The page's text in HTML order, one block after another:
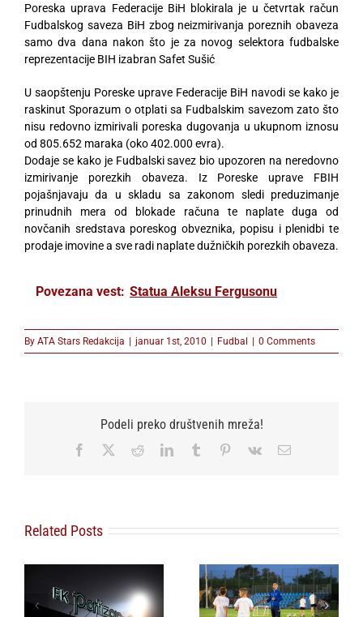
Poreska uprava Federacije BiH blokirala je u četvrtak račun
Fudbalskog saveza BiH zbog neizmirivanja poreznih obaveza
samo dva dana nakon što je za novog selektora fudbalske
reprezentacije BIH izabran Safet Sušić
U saopštenju Poreske uprave Federacije BiH navodi se kako je
raskinut Sporazum o otplati sa Fudbalskim savezom zato što
nisu redovno izmirivali poreska dugovanja u ukupnom iznosu
od 805.652 maraka (oko 402.000 evra).
Dodaje se kako je Fudbalski savez bio upozoren na neredovno
izmirivanje porezkih obaveza. Iz Poreske uprave FBIH
pojašnjavaju da u skladu sa zakonom sledi preduzimanje
prinudnih mera od blokade računa te naplate duga od
novčanih sredstava poreskog obveznika, popisu i plenidbi te
prodaje imovine a sve radi naplate dužničkih porezkih obaveza.
Povezana vest: Statua Aleksu Fergusonu
By ATA Stars Redakcija | januar 1st, 2010 | Fudbal | 0 Comments
Podeli preko društvenih mreža!
Facebook RedditLinkedInTumblr Pinterest
Vk Email
Related Posts
Omladinski sport u
Beogradu dobija
FSS povlači podršku
Djaniju Infantinu za